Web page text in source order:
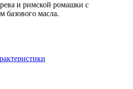
и римской ромашки с
масла.